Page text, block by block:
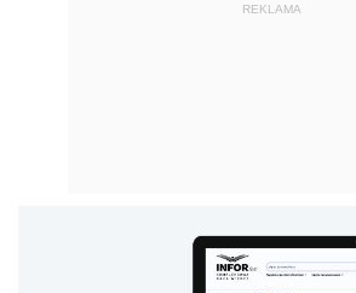
REKLAMA